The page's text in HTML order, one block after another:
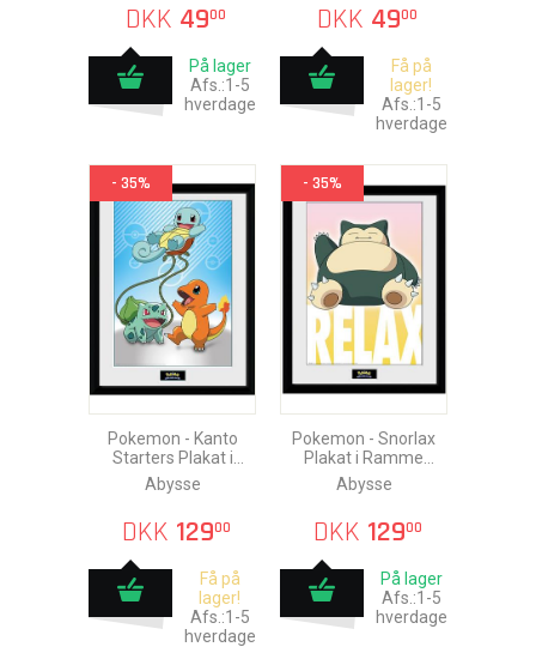
DKK 4900
På lager
Afs.:1-5
hverdage
DKK 4900
Få på
lager!
Afs.:1-5
hverdage
- 35%
Pokemon - Kanto
Starters Plakat i
Ramme 30x40cm
Abysse
DKK 12900
Få på
lager!
Afs.:1-5
hverdage
- 35%
Pokemon - Snorlax
Plakat i Ramme
30x40cm
Abysse
DKK 12900
På lager
Afs.:1-5
hverdage